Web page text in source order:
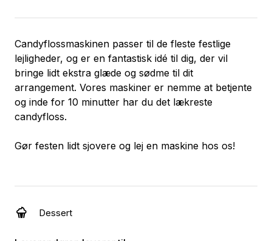
Candyflossmaskinen passer til de fleste festlige
lejligheder, og er en fantastisk idé til dig, der vil
bringe lidt ekstra glæde og sødme til dit
arrangement. Vores maskiner er nemme at betjente
og inde for 10 minutter har du det lækreste
candyfloss.
Gør festen lidt sjovere og lej en maskine hos os!
Dessert